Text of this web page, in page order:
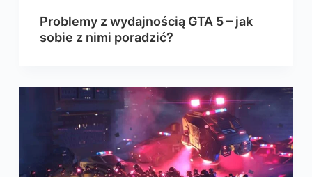
Problemy z wydajnością GTA 5 – jak
sobie z nimi poradzić?